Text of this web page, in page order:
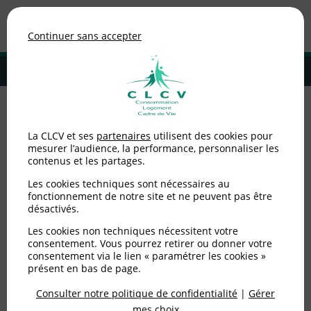
MENU
Adhérer à la CLCV
contaminés ou pas ?
Les produits de la pêche
: contaminés ou pas ?
Publié le03/05/2008(mis à jour le14/08/2013)
Alimentation
Continuer sans accepter
La CLCV et ses partenaires utilisent des cookies pour
mesurer l’audience, la performance, personnaliser les
contenus et les partages.
Les cookies techniques sont nécessaires au
fonctionnement de notre site et ne peuvent pas être
désactivés.
Les cookies non techniques nécessitent votre
consentement. Vous pourrez retirer ou donner votre
consentement via le lien « paramétrer les cookies »
présent en bas de page.
Consulter notre politique de confidentialité | Gérer